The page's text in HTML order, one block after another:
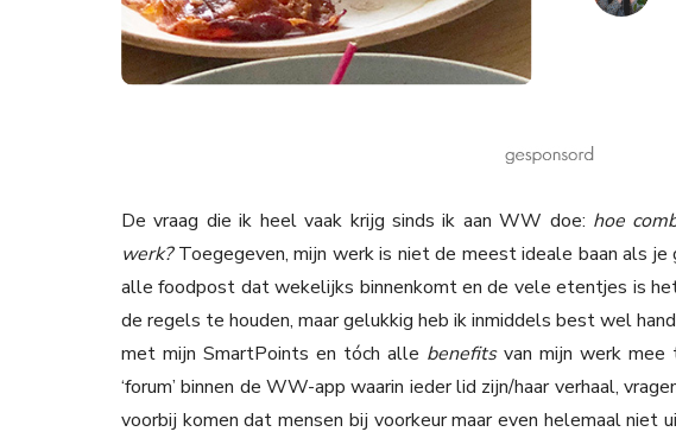
De vraag die ik heel vaak krijg sinds ik aan WW doe: hoe
werk?Toegegeven, mijn werk is niet de meest ideale baan als
alle foodpost dat wekelijks binnenkomt en de vele etentjes is
de regels te houden, maar gelukkig heb ik inmiddels best wel
met mijn SmartPoints en tóch alle benefits van mijn werk
‘forum’ binnen de WW-app waarin ieder lid zijn/haar verhaal,
voorbij komen dat mensen bij voorkeur maar even helemaal niet